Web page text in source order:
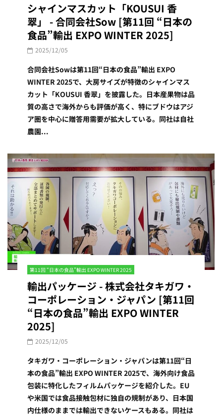
シャインマスカット「KOUSUI 香
翠」 - 合同会社Sow [第11回 “日本の
食品”輸出 EXPO WINTER 2025]
2025/12/05
合同会社Sowは第11回“日本の食品”輸出 EXPO
WINTER 2025で、大房サイズが特徴のシャインマス
カット「KOUSUI 香翠」を披露した。日本産果物は品
質の高さで海外からも評価が高く、特にブドウはアジ
ア圏を中心に贈答用需要が拡大している。同社は自社
農園...
第11回 “日本の食品”輸出 EXPO WINTER 2025
輸出パッケージ - 株式会社タキガワ・
コーポレーション・ジャパン [第11回
“日本の食品”輸出 EXPO WINTER
2025]
2025/12/05
タキガワ・コーポレーション・ジャパンは第11回“日
本の食品”輸出 EXPO WINTER 2025で、海外向け食品
包装に特化したフィルムパッケージを紹介した。EU
や米国では食品接触包材に独自の規制があり、日本国
内仕様のままでは輸出できないケースもある。同社は